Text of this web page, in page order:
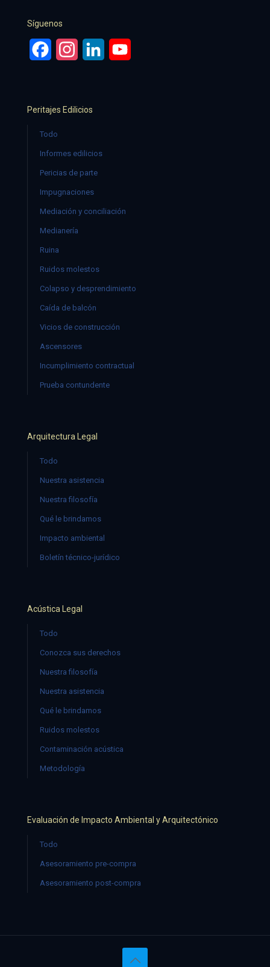
Síguenos
FacebookInstagramLinkedIn
Peritajes Edilicios
Todo
Informes edilicios
Pericias de parte
Impugnaciones
Mediación y conciliación
Medianería
Ruina
Ruidos molestos
Colapso y desprendimiento
Caída de balcón
Vicios de construcción
Ascensores
Incumplimiento contractual
Prueba contundente
Arquitectura Legal
Todo
Nuestra asistencia
Nuestra filosofía
Qué le brindamos
Impacto ambiental
Boletín técnico-jurídico
Acústica Legal
Todo
Conozca sus derechos
Nuestra filosofía
Nuestra asistencia
Qué le brindamos
Ruidos molestos
Contaminación acústica
Metodología
Evaluación de Impacto Ambiental y Arquitectónico
Todo
Asesoramiento pre-compra
Asesoramiento post-compra